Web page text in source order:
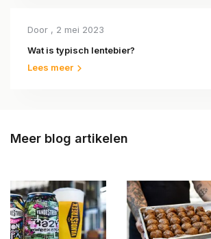
Door , 2 mei 2023
Wat is typisch lentebier?
Lees meer
Meer blog artikelen